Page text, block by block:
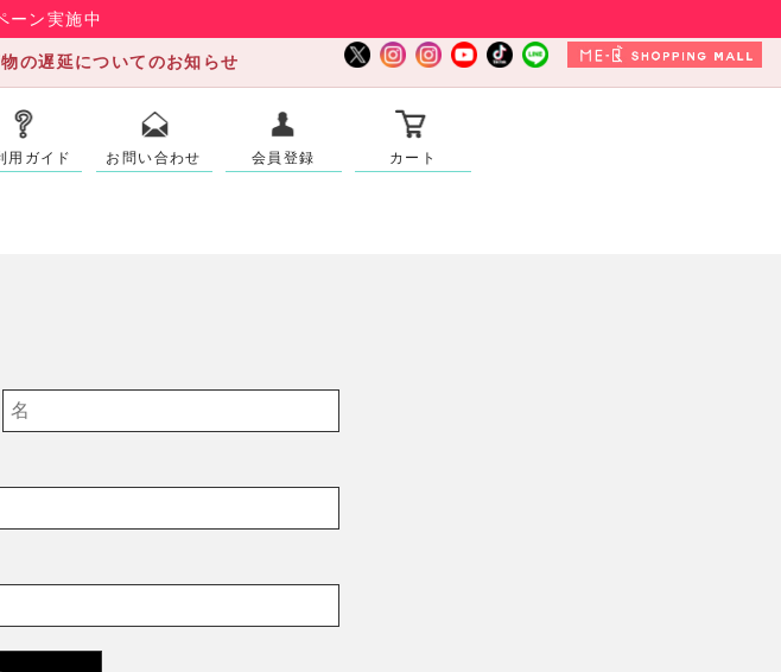
ーン実施中
の遅延についてのお知らせ
用ガイド お問い合わせ 会員登録 カート